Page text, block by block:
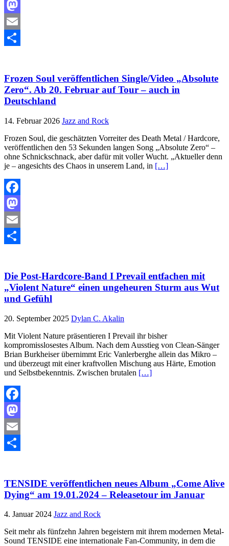
Facebook
Mastodon
Email
Frozen Soul veröffentlichen Single/Video „Absolute
Zero“. Ab 20. Februar auf Tour – auch in
Deutschland
14. Februar 2026 Jazz and Rock
Frozen Soul, die geschätzten Vorreiter des Death Metal / Hardcore,
veröffentlichen den 53 Sekunden langen Song „Absolute Zero“ –
ohne Schnickschnack, aber dafür mit voller Wucht. „Aktueller denn
je – angesichts des Chaos in unserem Land, in […]
Facebook
Mastodon
Email
Die Post-Hardcore-Band I Prevail entfachen mit
„Violent Nature“ einen ungeheuren Sturm aus Wut
und Gefühl
20. September 2025 Dylan C. Akalin
Mit Violent Nature präsentieren I Prevail ihr bisher
kompromisslosestes Album. Nach dem Ausstieg von Clean-Sänger
Brian Burkheiser übernimmt Eric Vanlerberghe allein das Mikro –
und überzeugt mit einer kraftvollen Mischung aus Härte, Emotion
und Selbstbekenntnis. Zwischen brutalen […]
Facebook
Mastodon
Email
TENSIDE veröffentlichen neues Album „Come Alive
Dying“ am 19.01.2024 – Releasetour im Januar
4. Januar 2024 Jazz and Rock
Seit mehr als fünfzehn Jahren begeistern mit ihrem modernen Metal-
Sound TENSIDE eine internationale Fan-Community, in dem die